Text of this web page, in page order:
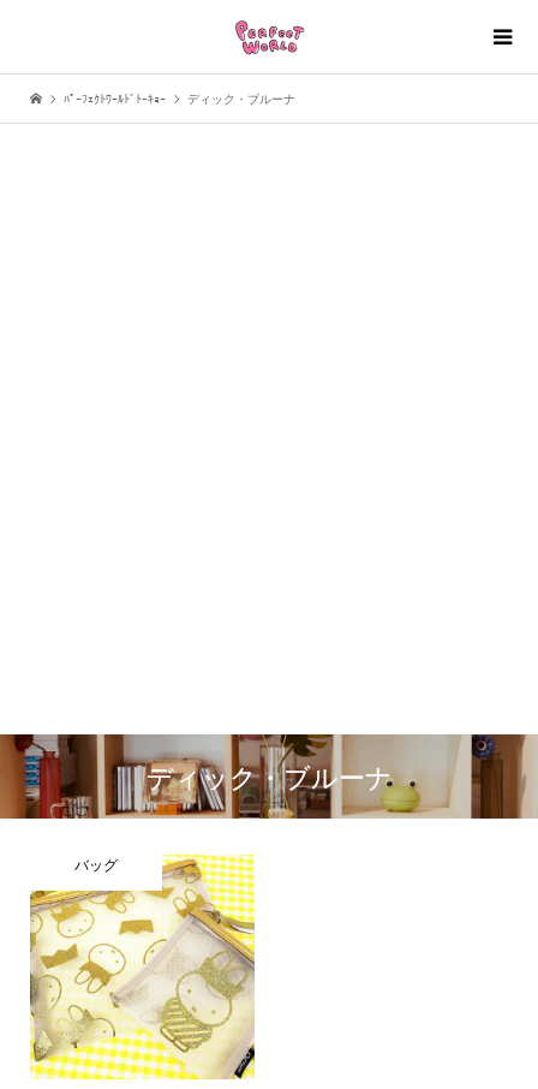
ﾊﾟｰﾌｪｸﾄﾜｰﾙﾄﾞﾄｰｷｮｰ ディック・ブルーナ
ディック・ブルーナ
バッグ